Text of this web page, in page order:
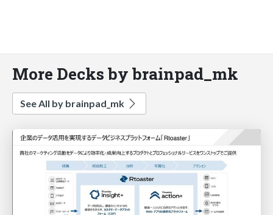
More Decks by brainpad_mk
See All by brainpad_mk